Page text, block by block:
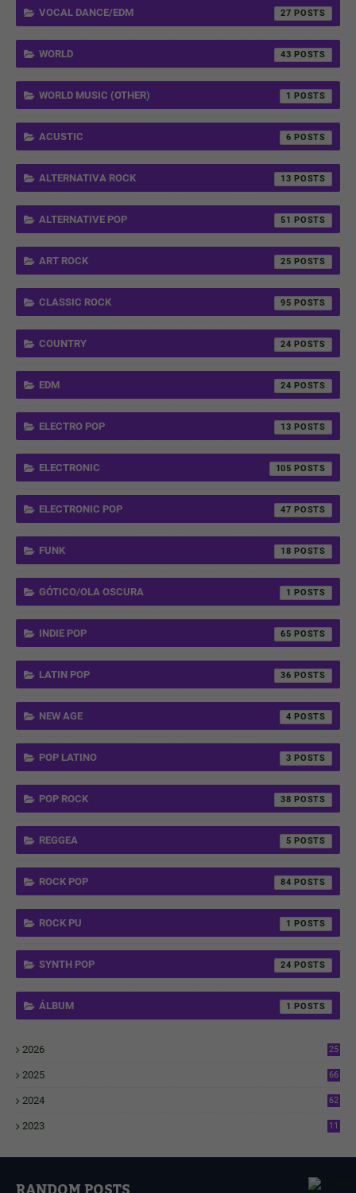
VOCAL DANCE/EDM 27
WORLD 43
WORLD MUSIC (OTHER) 1
ACUSTIC 6
ALTERNATIVA ROCK 13
ALTERNATIVE POP 51
ART ROCK 25
CLASSIC ROCK 95
COUNTRY 24
EDM 24
ELECTRO POP 13
ELECTRONIC 105
ELECTRONIC POP 47
FUNK 18
GÓTICO/OLA OSCURA 1
INDIE POP 65
LATIN POP 36
NEW AGE 4
POP LATINO 3
POP ROCK 38
REGGEA 5
ROCK POP 84
ROCK PU 1
SYNTH POP 24
ÁLBUM 1
2026
25
2025
66
2024
62
2023
11